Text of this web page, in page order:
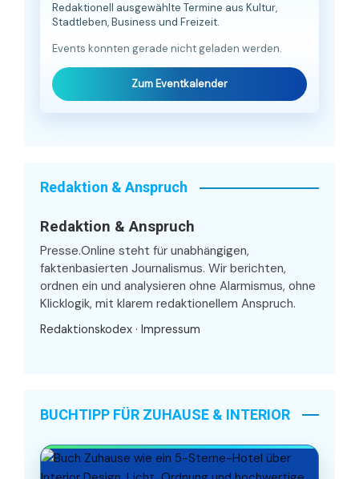
Redaktionell ausgewählte Termine aus Kultur,
Stadtleben, Business und Freizeit.
Events konnten gerade nicht geladen werden.
Zum Eventkalender
Redaktion & Anspruch
Redaktion & Anspruch
Presse.Online steht für unabhängigen,
faktenbasierten Journalismus. Wir berichten,
ordnen ein und analysieren ohne Alarmismus, ohne
Klicklogik, mit klarem redaktionellem Anspruch.
Redaktionskodex · Impressum
BUCHTIPP FÜR ZUHAUSE & INTERIOR